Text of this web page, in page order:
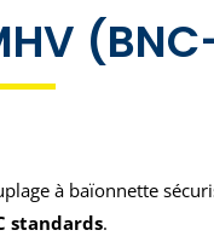
à baïonnette
standards.